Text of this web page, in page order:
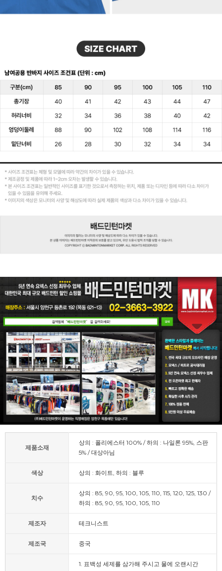
제품소재
상의 : 폴리에스터 100% / 하의 : 나일론 95%, 스판
5% / 대상아님
색상 상의 : 화이트, 하의 : 블루
치수
상의 : 85, 90, 95, 100, 105, 110, 115, 120, 125, 130 /
하의 : 85, 90, 95, 100, 105, 110
제조자 테크니스트
제조국 중국
1. 표백성 세제를 삼가해 주시고 물에 오랜시간